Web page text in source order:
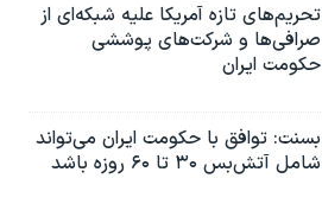
تحریم‌های تازه آمریکا علیه شبکه‌ای از
صرافی‌ها و شرکت‌های پوششی
حکومت ایران
بسنت: توافق با حکومت ایران می‌تواند
شامل آتش‌بس ۳۰ تا ۶۰ روزه باشد